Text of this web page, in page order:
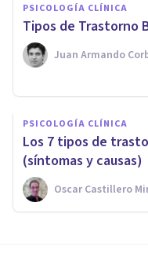
PSICOLOGÍA CLÍNICA
​Tipos de Trastorno
Juan Armando
PSICOLOGÍA CLÍNICA
Los 7 tipos de
(síntomas y causas)
Oscar Castillero